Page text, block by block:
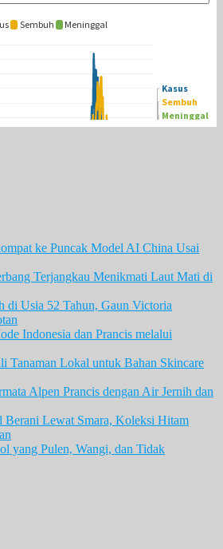
ke Puncak Model AI China Usai
Terjangkau Menikmati Laut Mati di
di Usia 52 Tahun, Gaun Victoria
Indonesia dan Prancis melalui
Tanaman Lokal untuk Bahan Skincare
Alpen Prancis dengan Air Jernih dan
Berani Lewat Smara, Koleksi Hitam
yang Pulen, Wangi, dan Tidak